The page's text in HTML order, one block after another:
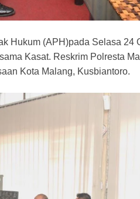
Hukum (APH)pada Selasa 24
Kasat. Reskrim Polresta
Kota Malang, Kusbiantoro.